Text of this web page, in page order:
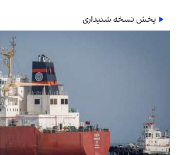
پخش نسخه شنیداری